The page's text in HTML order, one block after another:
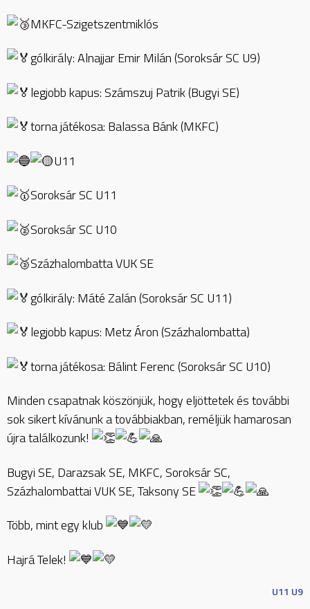
MKFC-Szigetszentmiklós
gólkirály: Alnajjar Emir Milán (Soroksár SC U9)
legjobb kapus: Számszuj Patrik (Bugyi SE)
torna játékosa: Balassa Bánk (MKFC)
U11
Soroksár SC U11
Soroksár SC U10
Százhalombatta VUK SE
gólkirály: Máté Zalán (Soroksár SC U11)
legjobb kapus: Metz Áron (Százhalombatta)
torna játékosa: Bálint Ferenc (Soroksár SC U10)
Minden csapatnak köszönjük, hogy eljöttetek és további
sok sikert kívánunk a továbbiakban, reméljük hamarosan
újra találkozunk!
Bugyi SE, Darazsak SE, MKFC, Soroksár SC,
Százhalombattai VUK SE, Taksony SE
Több, mint egy klub
Hajrá Telek!
U11 U9